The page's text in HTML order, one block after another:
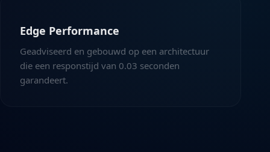
Edge Performance
Geadviseerd en gebouwd op een architectuur
die een responstijd van 0.03 seconden
garandeert.